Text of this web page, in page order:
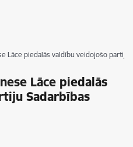
Lāce piedalās valdību veidojošo partiju
Lāce piedalās
Sadarbības